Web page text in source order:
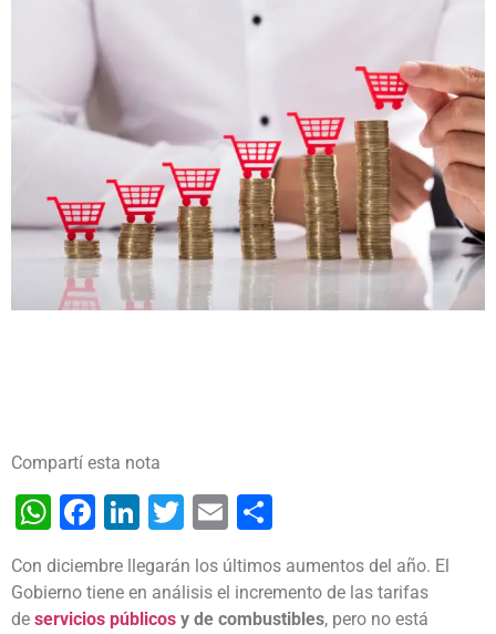
Compartí esta nota
WhatsApp
Facebook
LinkedIn
TwitterEmail
Con diciembre llegarán los últimos aumentos del año. El
Gobierno tiene en análisis el incremento de las tarifas
de servicios públicos y de combustibles, pero no está